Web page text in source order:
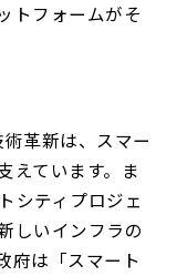
トフォームがそ
革新は、スマー
えています。ま
シティプロジェ
しいインフラの
府は「スマート